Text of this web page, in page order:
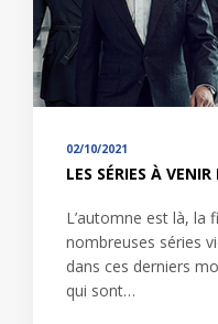
02/10/2021
LES SÉRIES À
L’automne est là, la
nombreuses séries
dans ces derniers
qui sont…